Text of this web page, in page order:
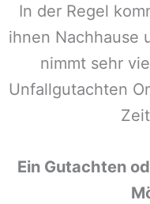
In der Regel
ihnen Nachhause
nimmt sehr
Unfallgutachten
Ein Gutachten